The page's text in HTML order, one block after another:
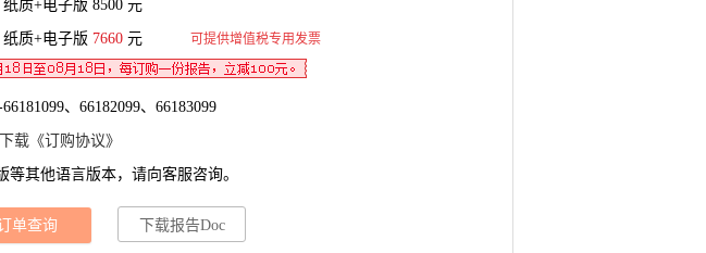
+电子版 8500 元
+电子版 7660 元 可提供增值税专用发票
、66182099、66183099
下载《订购协议》
等其他语言版本，请向客服咨询。
单查询 下载报告Doc